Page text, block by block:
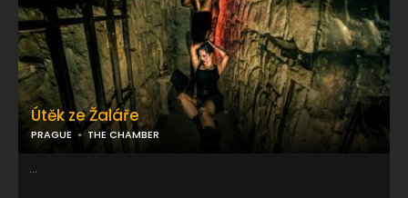
Útěk ze Žaláře
PRAGUE THE CHAMBER
...